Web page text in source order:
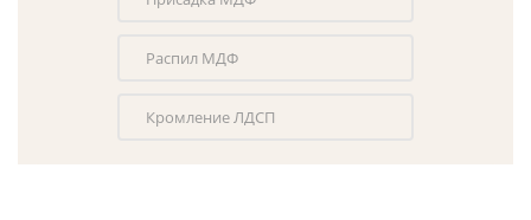
Распил МДФ
Кромление ЛДСП